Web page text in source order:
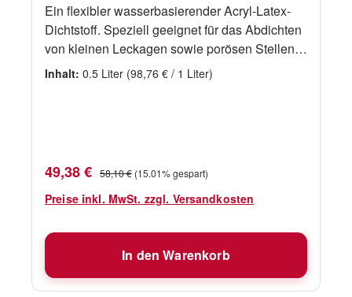
Ein flexibler wasserbasierender Acryl-Latex-
Dichtstoff. Speziell geeignet für das Abdichten
von kleinen Leckagen sowie porösen Stellen
in älteren PVC- oder Hypalonbooten.• Sealflex
wird durch das Ventil in den aufgepumpten
bis ca. 2,75m Länge• 500ml Flasche
Inhalt: 0.5 Liter (98,76 € / 1 Liter)
Verkaufspreis:
49,38 € Regulärer Preis:
58,10 € (15.01% gespart)
Preise inkl. MwSt. zzgl. Versandkosten
In den Warenkorb